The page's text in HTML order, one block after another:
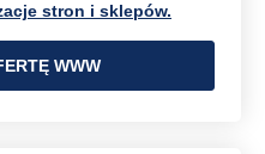
stron i sklepów.
WWW